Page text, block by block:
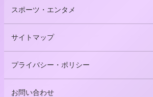
スポーツ・エンタメ
サイトマップ
プライバシー・ポリシー
お問い合わせ